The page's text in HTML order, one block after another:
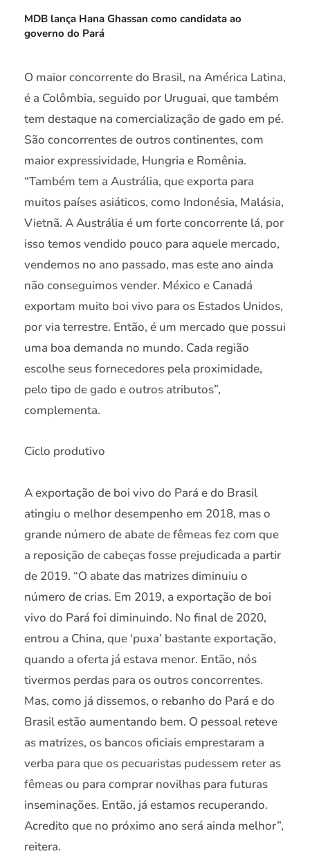
MDB lança Hana Ghassan como candidata ao
governo do Pará
O maior concorrente do Brasil, na América Latina,
é a Colômbia, seguido por Uruguai, que também
tem destaque na comercialização de gado em pé.
São concorrentes de outros continentes, com
maior expressividade, Hungria e Romênia.
“Também tem a Austrália, que exporta para
muitos países asiáticos, como Indonésia, Malásia,
Vietnã. A Austrália é um forte concorrente lá, por
isso temos vendido pouco para aquele mercado,
vendemos no ano passado, mas este ano ainda
não conseguimos vender. México e Canadá
exportam muito boi vivo para os Estados Unidos,
por via terrestre. Então, é um mercado que possui
uma boa demanda no mundo. Cada região
escolhe seus fornecedores pela proximidade,
pelo tipo de gado e outros atributos”,
complementa.
Ciclo produtivo
A exportação de boi vivo do Pará e do Brasil
atingiu o melhor desempenho em 2018, mas o
grande número de abate de fêmeas fez com que
a reposição de cabeças fosse prejudicada a partir
de 2019. “O abate das matrizes diminuiu o
número de crias. Em 2019, a exportação de boi
vivo do Pará foi diminuindo. No final de 2020,
entrou a China, que ‘puxa’ bastante exportação,
quando a oferta já estava menor. Então, nós
tivermos perdas para os outros concorrentes.
Mas, como já dissemos, o rebanho do Pará e do
Brasil estão aumentando bem. O pessoal reteve
as matrizes, os bancos oficiais emprestaram a
verba para que os pecuaristas pudessem reter as
fêmeas ou para comprar novilhas para futuras
inseminações. Então, já estamos recuperando.
Acredito que no próximo ano será ainda melhor”,
reitera.